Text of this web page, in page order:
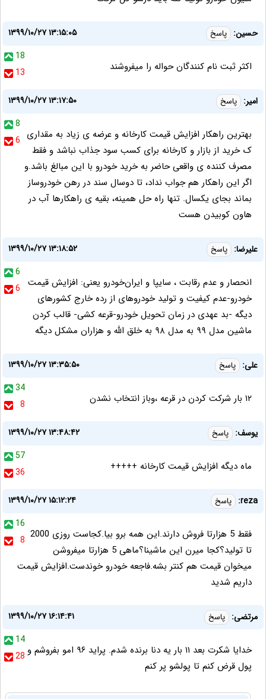
حسين: پاسخ
۱۳۹۹/۱۰/۲۷ ۱۳:۱۵:۰۵
18
13
اکثر ثبت نام کنندگان حواله را میفروشند
امیر: پاسخ
۱۳۹۹/۱۰/۲۷ ۱۳:۱۷:۵۰
8
6 بهترین راهکار افزایش قیمت کارخانه و عرضه ی زیاد به مقداری
ک خرید از بازار و کارخانه برای کسب سود جذاب نباشد و فقط
مصرف کننده ی واقعی حاضر به خرید خودرو با این مبالغ باشد.و
اگر این راهکار هم جواب نداد، تا دوسال سند در رهن خودروساز
بماند بجای یکسال. تنها راه حل همینه، بقیه ی راهکارها آب در
هاون کوبیدن هست
علیرضا: پاسخ
۱۳۹۹/۱۰/۲۷ ۱۳:۱۸:۵۲
6
6
انحصار و عدم رقابت ، سایپا و ایران‌خودرو یعنی: افزایش قیمت
خودرو-عدم کیفیت و تولید خودروهای از رده خارج کشورهای
دیگه -بد عهدی در زمان تحویل خودرو-قرعه کشی- قالب کردن
ماشین مدل ۹۹ به مدل ۹۸ به خلق الله و هزاران مشکل دیگه
علی: پاسخ
۱۳۹۹/۱۰/۲۷ ۱۳:۳۵:۵۰
34
8
۱۲ بار شرکت کردن در قرعه ،وباز انتخاب نشدن
یوسف: پاسخ
۱۳۹۹/۱۰/۲۷ ۱۳:۴۸:۴۲
57
36
ماه دیگه افزایش قیمت کارخانه +++++
reza: پاسخ
۱۳۹۹/۱۰/۲۷ ۱۵:۱۲:۲۴
16
8 فقط 5 هزارتا فروش دارند.این همه برو بیا.کجاست روزی 2000
تا تولید؟کجا میرن این ماشینا؟ماهی 5 هزارتا میفروشن
میخوان قیمت هم کنتر بشه.فاجعه خودرو خوندست.افزایش قیمت
داریم شدید
مرتضی: پاسخ
۱۳۹۹/۱۰/۲۷ ۱۶:۱۴:۴۱
14
28 خدایا شکرت بعد ۱۱ بار یه دنا برنده شدم. پراید ۹۶ امو بفروشم و
پول قرض کنم تا پولشو پر کنم